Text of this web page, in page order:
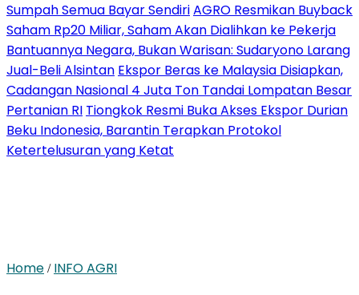
Sumpah Semua Bayar SendiriAGRO Resmikan Buyback
Saham Rp20 Miliar, Saham Akan Dialihkan ke Pekerja
Bantuannya Negara, Bukan Warisan: Sudaryono Larang
Jual-Beli Alsintan Ekspor Beras ke Malaysia Disiapkan,
Cadangan Nasional 4 Juta Ton Tandai Lompatan Besar
Pertanian RI Tiongkok Resmi Buka Akses Ekspor Durian
Beku Indonesia, Barantin Terapkan Protokol
Ketertelusuran yang Ketat
Home / INFO AGRI